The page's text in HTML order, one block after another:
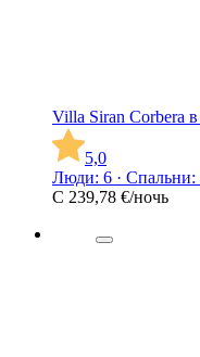
Villa Siran Corbera
5,0
Люди: 6 · Спальни:
С 239,78 €/ночь